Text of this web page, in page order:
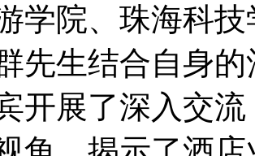
学院、珠海科
先生结合自身
开展了深入交